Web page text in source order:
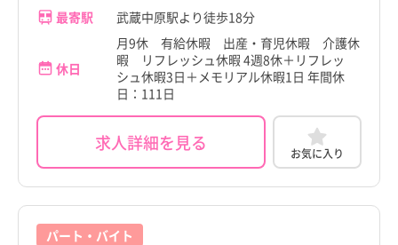
最寄駅
武蔵中原駅より徒歩18分
休日
月9休 有給休暇 出産・育児休暇 介護休
暇 リフレッシュ休暇 4週8休＋リフレッ
シュ休暇3日＋メモリアル休暇1日 年間休
日：111日
求人詳細を見る お気に入り
パート・バイト